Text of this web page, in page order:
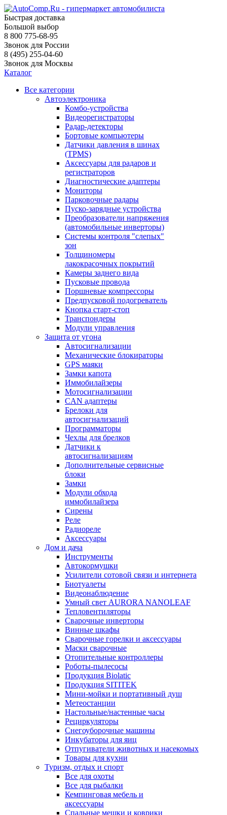
Быстрая доставка
Большой выбор
8 800 775-68-95
Звонок для России
8 (495) 255-04-60
Звонок для Москвы
Каталог
Все категории
Автоэлектроника
Комбо-устройства
Видеорегистраторы
Радар-детекторы
Бортовые компьютеры
Датчики давления в шинах
(TPMS)
Аксессуары для радаров и
регистраторов
Диагностические адаптеры
Мониторы
Парковочные радары
Пуско-зарядные устройства
Преобразователи напряжения
(автомобильные инверторы)
Системы контроля "слепых"
зон
Толщиномеры
лакокрасочных покрытий
Камеры заднего вида
Пусковые провода
Поршневые компрессоры
Предпусковой подогреватель
Кнопка старт-стоп
Транспондеры
Модули управления
Защита от угона
Автосигнализации
Механические блoкираторы
GPS маяки
Замки капота
Иммобилайзеры
Мотосигнализации
CAN адаптеры
Брелоки для
автосигнализаций
Программаторы
Чехлы для брелков
Датчики к
автосигнализациям
Дополнительные сервисные
блоки
Замки
Модули обхода
иммобилайзера
Сирены
Реле
Радиореле
Аксессуары
Дом и дача
Инструменты
Автокормушки
Усилители сотовой связи и интернета
Биотуалеты
Видеонаблюдение
Умный свет AURORA NANOLEAF
Тепловентиляторы
Сварочные инверторы
Винные шкафы
Сварочные горелки и аксессуары
Маски сварочные
Отопительные контроллеры
Роботы-пылесосы
Продукция Biolatic
Продукция SITITEK
Мини-мойки и портативный душ
Метеостанции
Настольные/настенные часы
Рециркуляторы
Снегоуборочные машины
Инкубаторы для яиц
Отпугиватели животных и насекомых
Товары для кухни
Туризм, отдых и спорт
Все для охоты
Все для рыбалки
Кемпинговая мебель и
аксессуары
Спальные мешки и коврики